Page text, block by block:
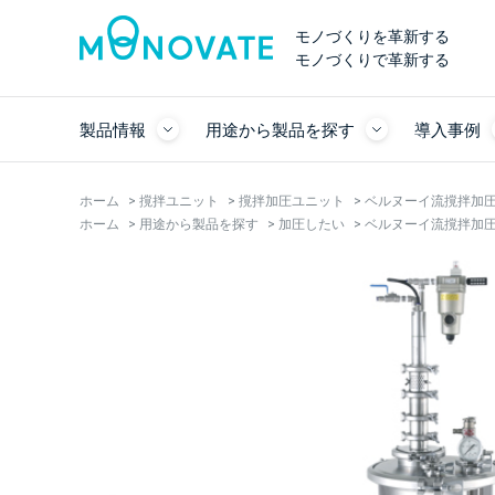
モノづくりを革新する
モノづくりで革新する
製品情報 用途から製品を探す 導入事例
ホーム > 撹拌ユニット > 撹拌加圧ユニット > ベルヌーイ流撹拌加
ホーム
> 用途から製品を探す > 加圧したい > ベルヌーイ流撹拌加